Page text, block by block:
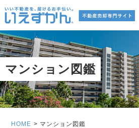
マンション図鑑
HOME マンション図鑑